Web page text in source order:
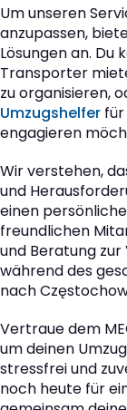
Um unseren
anzupassen,
Lösungen an. Du
Transporter
zu organisieren,
Umzugshelfer
engagieren
Wir verstehen,
und
einen
freundlichen
und Beratung
während des
nach
Vertraue dem
um deinen
stressfrei und
noch heute für